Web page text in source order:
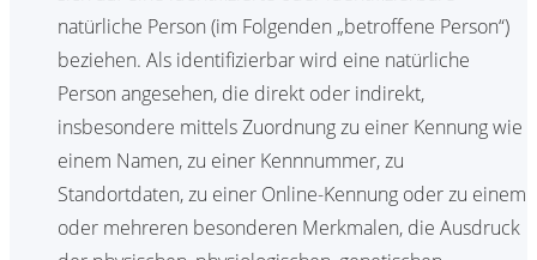
natürliche Person (im Folgenden „betroffene Person“)
beziehen. Als identifizierbar wird eine natürliche
Person angesehen, die direkt oder indirekt,
insbesondere mittels Zuordnung zu einer Kennung wie
einem Namen, zu einer Kennnummer, zu
Standortdaten, zu einer Online-Kennung oder zu einem
oder mehreren besonderen Merkmalen, die Ausdruck